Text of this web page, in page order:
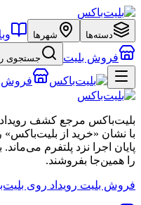
دسته‌ها شهرها
فروش بلیت
جستجوی
فروش
بلیت‌باکس مرجع کشف
با نشان «خرید از
پایان اجرا نزد پلتفرم
را همین‌جا بفروشند.
فروش بلیت رویداد روی